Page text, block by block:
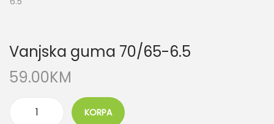
Vanjska guma 70/65-6.5
59.00KM
KORPA